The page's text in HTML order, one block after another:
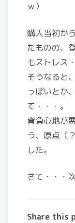
ｗ）
購入当初か
たものの、
もストレス
そうなると
っぽいとか
て・・・。
背負心地が
う、原点（
した。
さて・・・
Share this